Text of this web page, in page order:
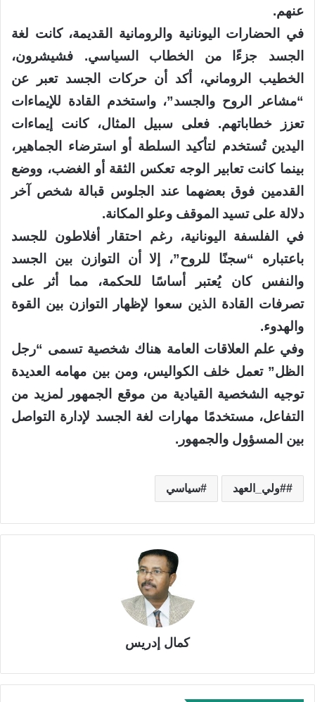
عنهم.
في الحضارات اليونانية والرومانية القديمة، كانت لغة
الجسد جزءًا من الخطاب السياسي. فشيشرون،
الخطيب الروماني، أكد أن حركات الجسد تعبر عن
“مشاعر الروح والجسد”، واستخدم القادة للإيماءات
تعزز خطاباتهم. فعلى سبيل المثال، كانت إيماءات
اليدين تُستخدم لتأكيد السلطة أو استرضاء الجماهير،
بينما كانت تعابير الوجه تعكس الثقة أو الغضب، ووضع
القدمين فوق بعضهما عند الجلوس قبالة شخص آخر
دلالة على تسيد الموقف وعلو المكانة.
في الفلسفة اليونانية، رغم احتقار أفلاطون للجسد
باعتباره “سجنًا للروح”، إلا أن التوازن بين الجسد
والنفس كان يُعتبر أساسًا للحكمة، مما أثر على
تصرفات القادة الذين سعوا لإظهار التوازن بين القوة
والهدوء.
وفي علم العلاقات العامة هناك شخصية تسمى “رجل
الظل” تعمل خلف الكواليس، ومن بين مهامه العديدة
توجيه الشخصية القيادية من موقع الجمهور لمزيد من
التفاعل، مستخدمًا مهارات لغة الجسد لإدارة التواصل
بين المسؤول والجمهور.
#ولي_العهد سياسي
كمال إدريس